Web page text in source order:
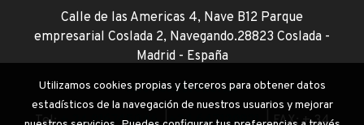
Calle de las Americas 4, Nave B12 Parque
empresarial Coslada 2, Navegando.28823 Coslada -
Madrid - España
info@enebroflor.es
Tel:+ 34 916745046|+34 647130931|FAX: + 34
Utilizamos cookies propias y terceros para obtener datos
estadísticos de la navegación de nuestros usuarios y mejorar